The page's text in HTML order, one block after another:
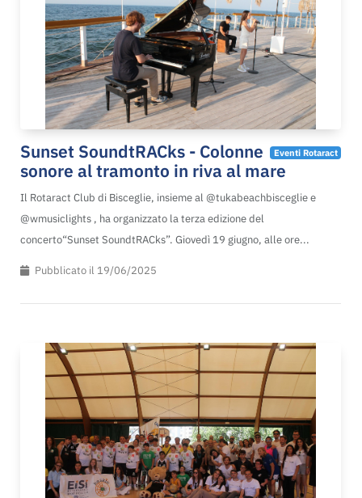
Eventi Rotaract
Sunset SoundtRACks - Colonne
sonore al tramonto in riva al mare
Il Rotaract Club di Bisceglie, insieme al @tukabeachbisceglie e
@wmusiclights , ha organizzato la terza edizione del
concerto“Sunset SoundtRACks”. Giovedì 19 giugno, alle ore...
Pubblicato il 19/06/2025